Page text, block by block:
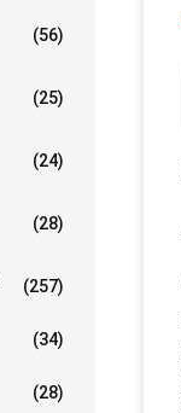
(56)
(25)
(24)
(28)
(257)
(34)
(28)